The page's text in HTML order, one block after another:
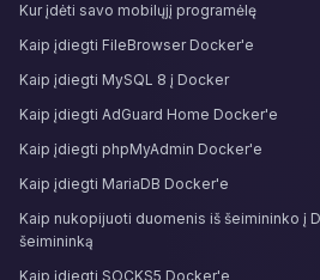
Kur įdėti savo mobilųjį programėlę
Kaip įdiegti FileBrowser Docker'e
Kaip įdiegti MySQL 8 į Docker
Kaip įdiegti AdGuard Home Docker'e
Kaip įdiegti phpMyAdmin Docker'e
Kaip įdiegti MariaDB Docker'e
Kaip nukopijuoti duomenis iš šeimininko į
šeimininką
Kaip įdiegti SOCKS5 Docker'e